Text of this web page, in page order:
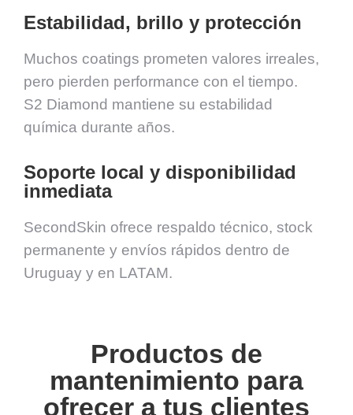
Estabilidad, brillo y protección
Muchos coatings prometen valores irreales,
pero pierden performance con el tiempo.
S2 Diamond mantiene su estabilidad
química durante años.
Soporte local y disponibilidad
inmediata
SecondSkin ofrece respaldo técnico, stock
permanente y envíos rápidos dentro de
Uruguay y en LATAM.
Productos de
mantenimiento para
ofrecer a tus clientes